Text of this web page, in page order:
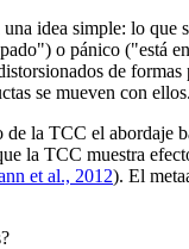
idea simple: lo que
o pánico ("está
de
se mueven con ellos.
de la TCC el
la TCC muestra
et al., 2012). El